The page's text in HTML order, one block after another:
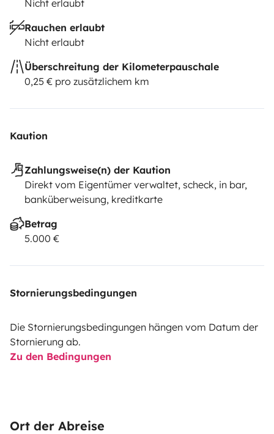
Nicht erlaubt
Rauchen erlaubt
Nicht erlaubt
Überschreitung der Kilometerpauschale
0,25 € pro zusätzlichem km
Kaution
Zahlungsweise(n) der Kaution
Direkt vom Eigentümer verwaltet, scheck, in bar,
banküberweisung, kreditkarte
Betrag
5.000 €
Stornierungsbedingungen
Die Stornierungsbedingungen hängen vom Datum der
Stornierung ab.
Zu den Bedingungen
Ort der Abreise